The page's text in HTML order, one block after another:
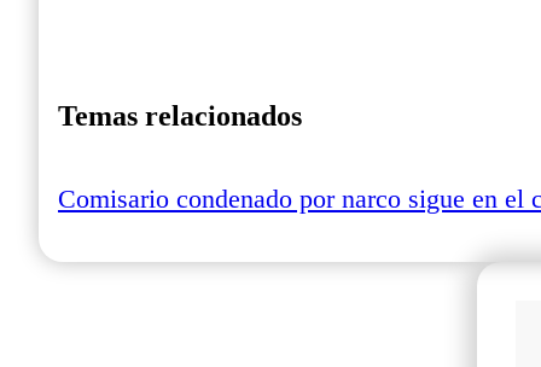
Temas relacionados
Comisario condenado por narco sigue en el